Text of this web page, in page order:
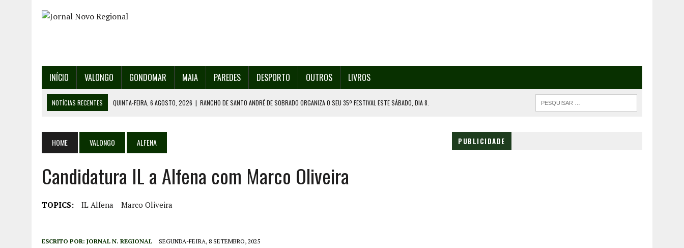
INÍCIO VALONGO GONDOMAR MAIA PAREDES DESPORTO OUTROS LIVROS
NOTÍCIAS RECENTES QUINTA-FEIRA, 6 AGOSTO, 2026 | RANCHO DE SANTO ANDRÉ DE SOBRADO ORGANIZA O SEU 35º FESTIVAL ESTE SÁBADO, DIA 8.
QUINTA-FEIRA, 6 AGOSTO, 2026 | 80 ANOS DE AEROPORTO É MOTIVO DE EXPOSIÇÃO NA MAIA
QUINTA-FEIRA, 6 AGOSTO, 2026
| DETIDO SUSPEITO DE INCÊNDIO FLORESTAL EM GONDOMAR
HOME VALONGO ALFENA
Candidatura IL a Alfena com Marco Oliveira
TOPICS: IL Alfena Marco Oliveira
ESCRITO POR: JORNAL N. REGIONAL SEGUNDA-FEIRA, 8 SETEMBRO, 2025
PUBLICIDADE